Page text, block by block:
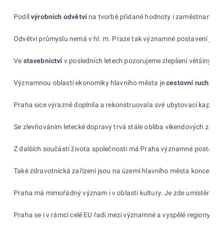
Podílvýrobních odvětví na tvorbě přidané hodnoty i
Odvětví průmyslu nemá v hl. m. Praze tak významné postavení
Ve stavebnictví v posledních letech pozorujeme zlepšení většiny
Významnou oblastí ekonomiky hlavního města jecestovní ruch
Praha sice výrazně doplnila a rekonstruovala své ubytovací
Se zlevňováním letecké dopravy trvá stále obliba víkendových
Z dalších součástí života společnosti má Praha významné
Také zdravotnická zařízení jsou na území hlavního města
Praha má mimořádný význam i v oblasti kultury. Je zde
Praha se i v rámci celé EU řadí mezi významné a vyspělé